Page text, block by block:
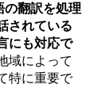
の翻訳を処理
されている
にも対応で
域によって
特に重要で